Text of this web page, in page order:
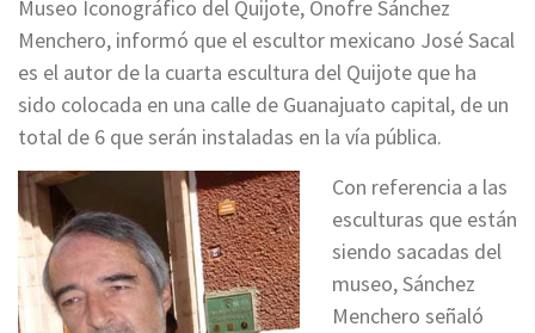
Museo Iconográfico del Quijote, Onofre Sánchez
Menchero, informó que el escultor mexicano José Sacal
es el autor de la cuarta escultura del Quijote que ha
sido colocada en una calle de Guanajuato capital, de un
total de 6 que serán instaladas en la vía pública.
Con referencia a las
esculturas que están
siendo sacadas del
museo, Sánchez
Menchero señaló